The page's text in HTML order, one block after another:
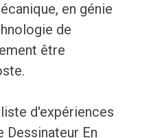
en génie
de
être
d'expériences
Dessinateur En